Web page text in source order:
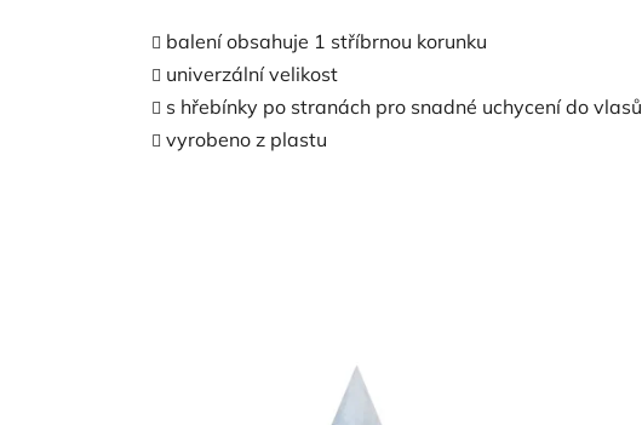
balení obsahuje 1 stříbrnou korunku
univerzální velikost
s hřebínky po stranách pro snadné uchycení do vlasů
vyrobeno z plastu